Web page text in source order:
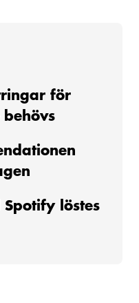
för
löstes